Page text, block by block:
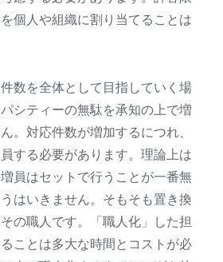
個人や組織に割り当てることは
数を全体として目指していく場
シティーの無駄を承知の上で増
。対応件数が増加するにつれ、
する必要があります。理論上は
員はセットで行うことが一番無
はいきません。そもそも置き換
の職人です。「職人化」した担
ことは多大な時間とコストが必